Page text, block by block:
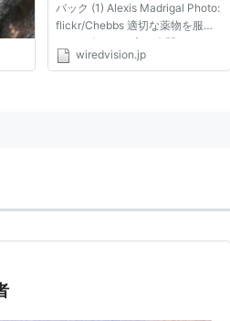
バック (1) Alexis Madrigal Photo:
flickr/Chebbs 適切な薬物を服用
すれば今よりも良い人間になれる
のだろうか？ 英国のある精神科
wiredvision.jp